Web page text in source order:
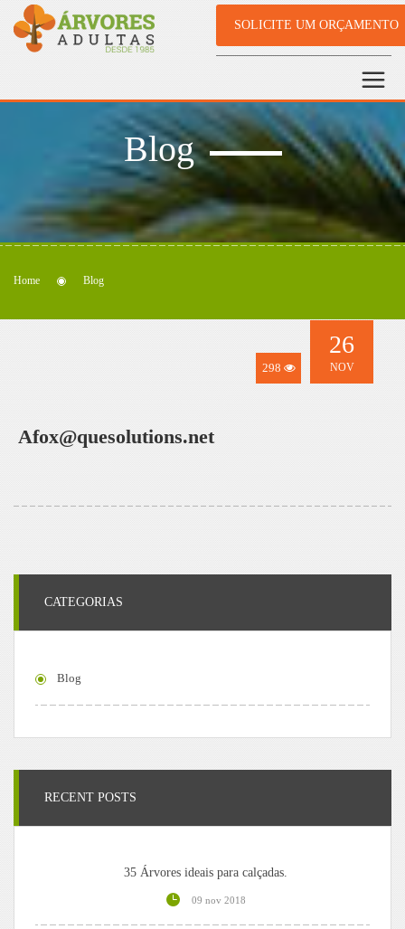
SOLICITE UM ORÇAMENTO
Blog
Home Blog
298
26
NOV
Afox@quesolutions.net
CATEGORIAS
Blog
RECENT POSTS
35 Árvores ideais para calçadas.
09 nov 2018